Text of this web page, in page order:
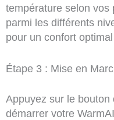
température selon vos
parmi les différents
pour un confort
Étape 3 : Mise en
Appuyez sur le bouton
démarrer votre